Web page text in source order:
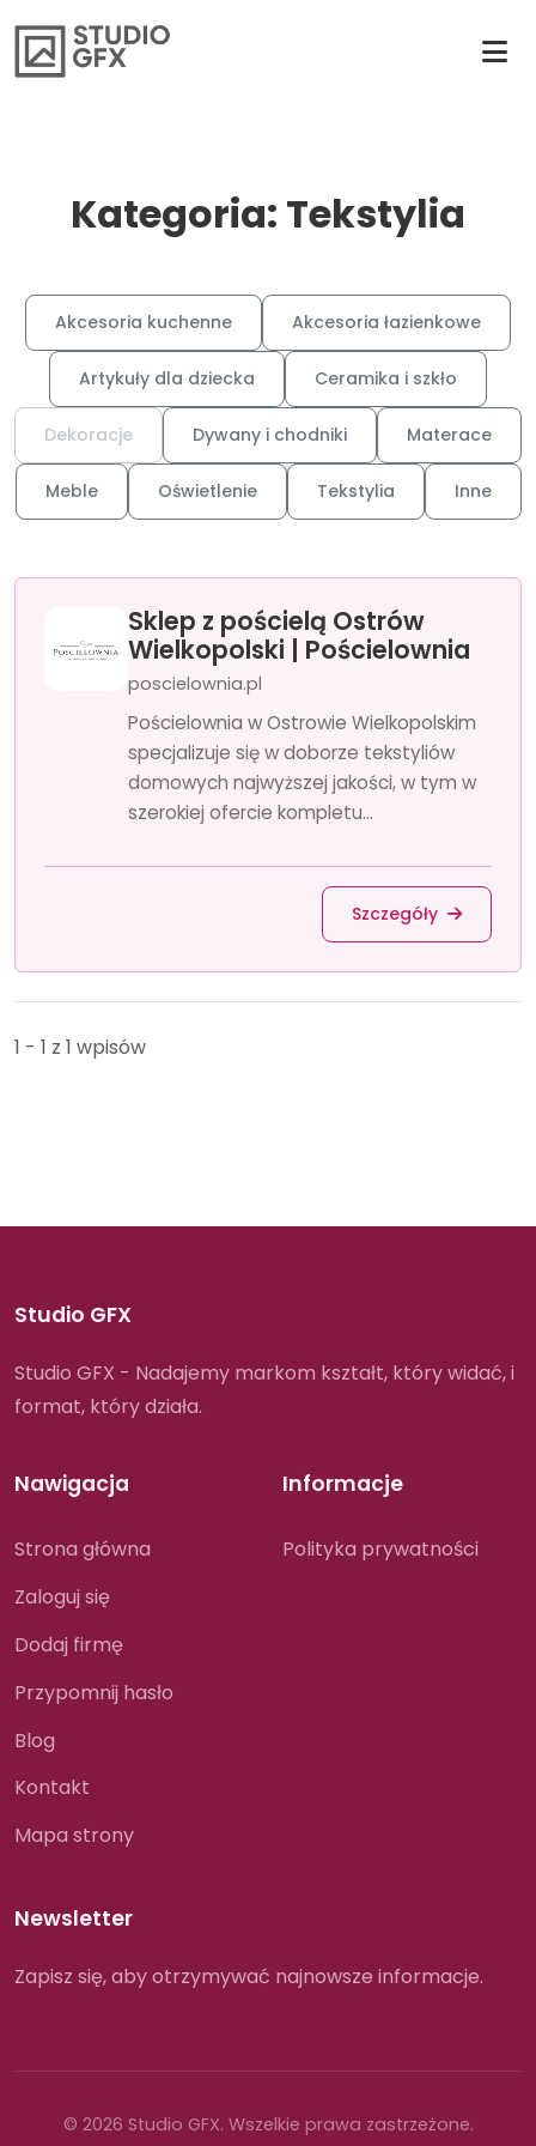
Kategoria: Tekstylia
Akcesoria kuchenne Akcesoria łazienkowe
Artykuły dla dziecka Ceramika i szkło
Dekoracje Dywany i chodniki Materace
Meble Oświetlenie Tekstylia Inne
Sklep z pościelą Ostrów
Wielkopolski | Pościelownia
poscielownia.pl
Pościelownia w Ostrowie Wielkopolskim
specjalizuje się w doborze tekstyliów
domowych najwyższej jakości, w tym w
szerokiej ofercie kompletu...
Szczegóły
1 - 1 z 1 wpisów
Studio GFX
Studio GFX - Nadajemy markom kształt, który widać, i
format, który działa.
Nawigacja
Strona główna
Zaloguj się
Dodaj firmę
Przypomnij hasło
Blog
Kontakt
Mapa strony
Informacje
Polityka prywatności
Newsletter
Zapisz się, aby otrzymywać najnowsze informacje.
© 2026 Studio GFX. Wszelkie prawa zastrzeżone.